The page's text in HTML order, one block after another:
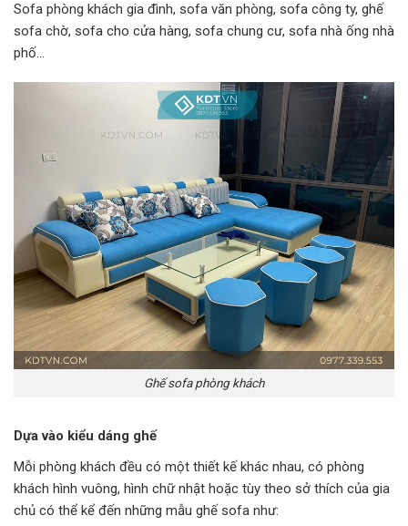
Sofa phòng khách gia đình, sofa văn phòng, sofa công ty, ghế
sofa chờ, sofa cho cửa hàng, sofa chung cư, sofa nhà ống nhà
phố...
Ghế sofa phòng khách
Dựa vào kiểu dáng ghế
Mỗi phòng khách đều có một thiết kế khác nhau, có phòng
khách hình vuông, hình chữ nhật hoặc tùy theo sở thích của gia
chủ có thể kể đến những mẫu ghế sofa như: